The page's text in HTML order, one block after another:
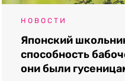
НОВОСТИ
Японский
способность
они были